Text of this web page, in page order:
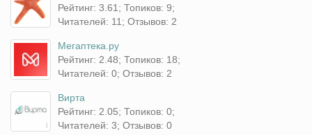
Рейтинг: 3.61; Топиков: 9;
Читателей: 11; Отзывов: 2
Мегаптека.ру
Рейтинг: 2.48; Топиков: 18;
Читателей: 0; Отзывов: 2
Вирта
Рейтинг: 2.05; Топиков: 0;
Читателей: 3; Отзывов: 0